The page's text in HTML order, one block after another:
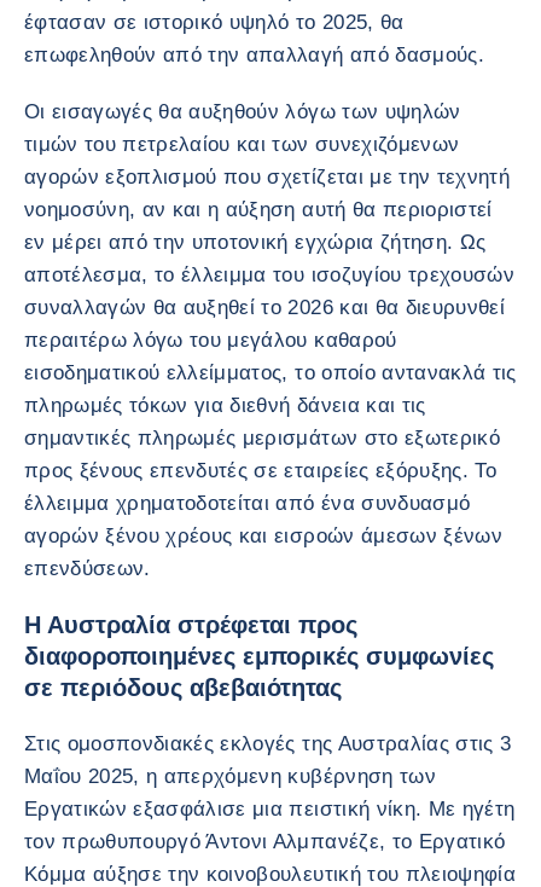
έφτασαν σε ιστορικό υψηλό το 2025, θα
επωφεληθούν από την απαλλαγή από δασμούς.
Οι εισαγωγές θα αυξηθούν λόγω των υψηλών
τιμών του πετρελαίου και των συνεχιζόμενων
αγορών εξοπλισμού που σχετίζεται με την τεχνητή
νοημοσύνη, αν και η αύξηση αυτή θα περιοριστεί
εν μέρει από την υποτονική εγχώρια ζήτηση. Ως
αποτέλεσμα, το έλλειμμα του ισοζυγίου τρεχουσών
συναλλαγών θα αυξηθεί το 2026 και θα διευρυνθεί
περαιτέρω λόγω του μεγάλου καθαρού
εισοδηματικού ελλείμματος, το οποίο αντανακλά τις
πληρωμές τόκων για διεθνή δάνεια και τις
σημαντικές πληρωμές μερισμάτων στο εξωτερικό
προς ξένους επενδυτές σε εταιρείες εξόρυξης. Το
έλλειμμα χρηματοδοτείται από ένα συνδυασμό
αγορών ξένου χρέους και εισροών άμεσων ξένων
επενδύσεων.
Η Αυστραλία στρέφεται προς
διαφοροποιημένες εμπορικές συμφωνίες
σε περιόδους αβεβαιότητας
Στις ομοσπονδιακές εκλογές της Αυστραλίας στις 3
Μαΐου 2025, η απερχόμενη κυβέρνηση των
Εργατικών εξασφάλισε μια πειστική νίκη. Με ηγέτη
τον πρωθυπουργό Άντονι Αλμπανέζε, το Εργατικό
Κόμμα αύξησε την κοινοβουλευτική του πλειοψηφία